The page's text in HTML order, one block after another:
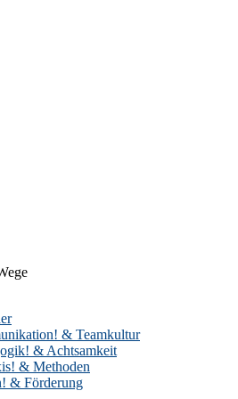
& Teamkultur
& Achtsamkeit
& Methoden
& Förderung